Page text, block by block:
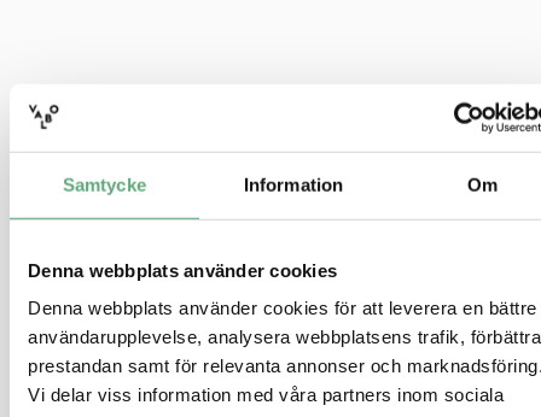
Samtycke Information Om
Denna webbplats använder cookies
Denna webbplats använder cookies för att leverera en bättre
användarupplevelse, analysera webbplatsens trafik, förbättra
prestandan samt för relevanta annonser och
Vi delar viss information med våra partners inom sociala